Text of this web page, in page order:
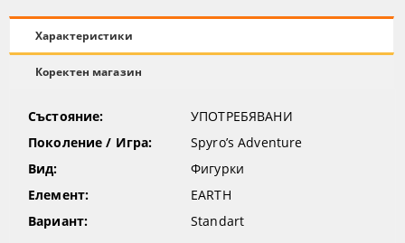
Характеристики
Коректен магазин
Състояние:
УПОТРЕБЯВАНИ
Поколение / Игра:
Spyro’s Adventure
Вид:
Фигурки
Елемент:
EARTH
Вариант:
Standart